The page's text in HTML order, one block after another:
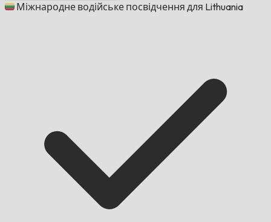
Міжнародне водійське посвідчення для Lithuania